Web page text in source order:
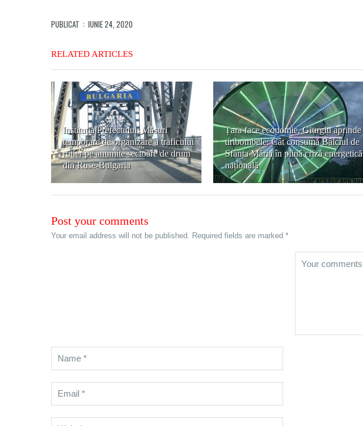
PUBLICAT : IUNIE 24, 2020
RELATED ARTICLES
Instituția Prefectului: Măsuri
temporare de organizare a traficului
rutier pe anumite sectoare de drum
din Ruse-Bulgaria
Țara face economie, Giurgiu aprinde
tiribombele: Cât consumă Bâlciul de
Sfânta Măria în plină criză energetică
națională
Post your comments
Your email address will not be published. Required fields are marked *